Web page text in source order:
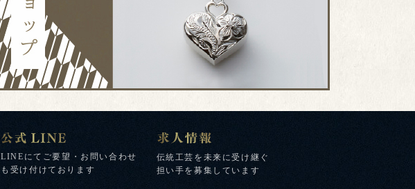
LINEにてご要望・お問い合わせ
も受け付けております
伝統工芸を未来に受け継ぐ
担い手を募集しています